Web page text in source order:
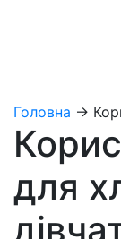
Головна →
для